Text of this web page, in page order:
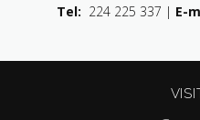
Tel: 224 225 337 | E-